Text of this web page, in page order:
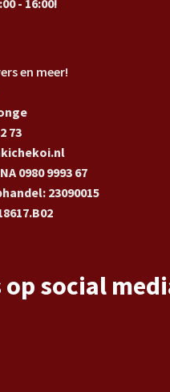
- 16:00!
en meer!
73
0980 9993 67
23090015
op social